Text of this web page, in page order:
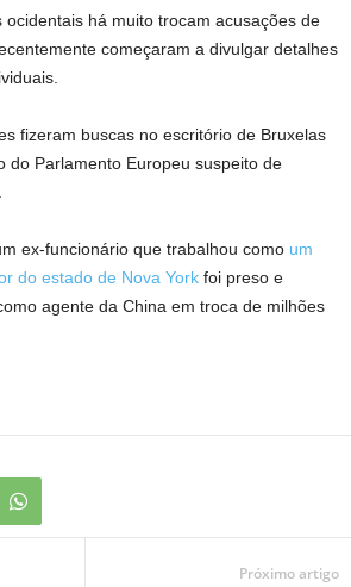
ocidentais há muito trocam acusações de
começaram a divulgar detalhes
fizeram buscas no escritório de Bruxelas
do Parlamento Europeu suspeito de
ex-funcionário que trabalhou como um
do estado de Nova York foi preso e
agente da China em troca de milhões
Próximo artigo